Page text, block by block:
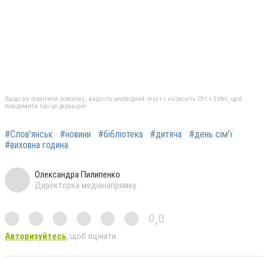
Якщо ви помітили помилку, виділіть необхідний текст і натисніть Ctrl + Enter, щоб
повідомити про це редакцію
#Слов'янськ #новини #бібліотека #дитяча
#день сім'ї
#виховна година
Олександра Пилипенко
Директорка медіанапрямку
0,0
Авторизуйтесь, щоб оцінити